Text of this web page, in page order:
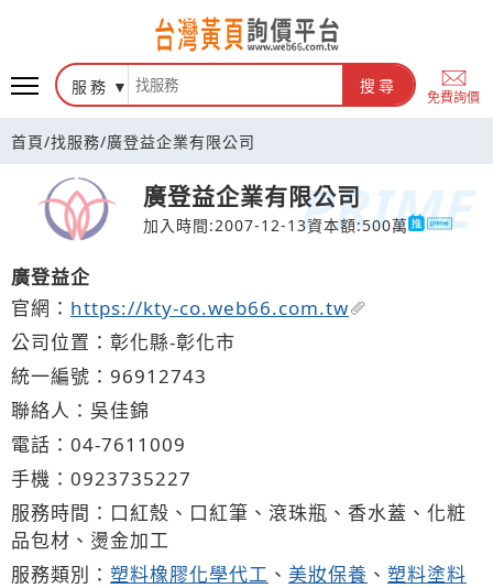
台灣黃頁詢價平台
服務 搜尋
免費詢價
首頁/找服務/廣登益企業有限公司
廣登益企業有限公司
加入時間:2007-12-13資本額:500萬
廣登益企
官網： https://kty-co.web66.com.tw
公司位置：彰化縣-彰化市
統一編號：96912743
聯絡人：吳佳錦
電話： 04-761 1 009
手機： 0923735227
服務時間：口紅殼、口紅筆、滾珠瓶、香水蓋、化粧
品包材、燙金加工
服務類別： 塑料橡膠化學代工 、 美妝保養 、 塑料塗料